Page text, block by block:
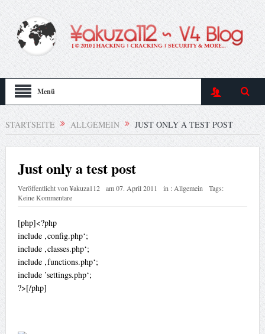
Menü
STARTSEITE ALLGEMEIN JUST ONLY A TEST POST
Just only a test post
Veröffentlicht von¥akuza112 am07. April 2011 in : Allgemein
Tags:
Keine Kommentare
[php]<?php
include ‚config.php‘;
include ‚classes.php‘;
include ‚functions.php‘;
include ’settings.php‘;
?>[/php]